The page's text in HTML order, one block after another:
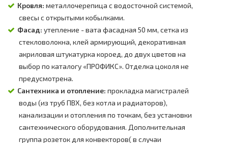
Кровля: металлочерепица с водосточной системой,
свесы с открытыми кобылками.
Фасад: утепление - вата фасадная 50 мм, сетка из
стекловолокна, клей армирующий, декоративная
акриловая штукатурка короед, до двух цветов на
выбор по каталогу «ПРОФИКС». Отделка цоколя не
предусмотрена.
Сантехника и отопление: прокладка магистралей
воды (из труб ПВХ, без котла и радиаторов),
канализации и отопления по точкам, без установки
сантехнического оборудования. Дополнительная
группа розеток для конвекторов( в случаи